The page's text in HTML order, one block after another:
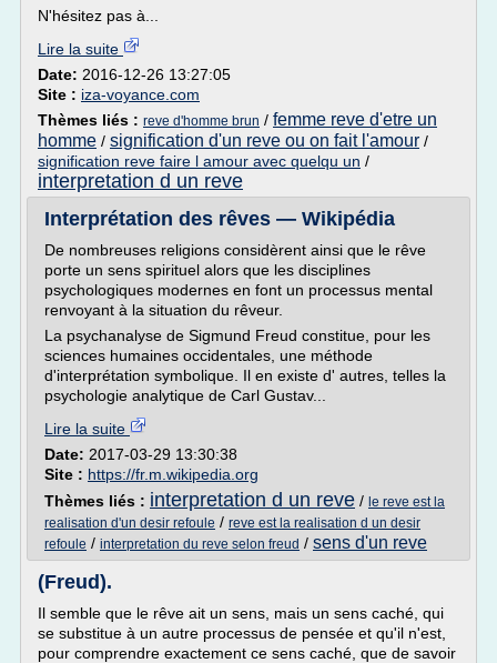
N'hésitez pas à...
Lire la suite
Date: 2016-12-26 13:27:05
Site : iza-voyance.com
Thèmes liés : reve d'homme brun / femme reve d'etre un
homme / signification d'un reve ou on fait l'amour /
signification reve faire l amour avec quelqu un /
interpretation d un reve
Interprétation des rêves — Wikipédia
De nombreuses religions considèrent ainsi que le rêve
porte un sens spirituel alors que les disciplines
psychologiques modernes en font un processus mental
renvoyant à la situation du rêveur.
La psychanalyse de Sigmund Freud constitue, pour les
sciences humaines occidentales, une méthode
d'interprétation symbolique. Il en existe d' autres, telles la
psychologie analytique de Carl Gustav...
Lire la suite
Date: 2017-03-29 13:30:38
Site : https://fr.m.wikipedia.org
Thèmes liés : interpretation d un reve / le reve est la
realisation d'un desir refoule / reve est la realisation d un desir
refoule / interpretation du reve selon freud / sens d'un reve
(Freud).
Il semble que le rêve ait un sens, mais un sens caché, qui
se substitue à un autre processus de pensée et qu'il n'est,
pour comprendre exactement ce sens caché, que de savoir